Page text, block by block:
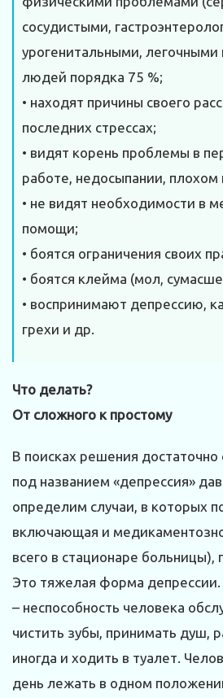
сосудистыми,
урогенитальными, легочными
людей порядка 75 %;
• находят причины своего
последних стрессах;
• видят корень проблемы в
работе, недосыпании, плохом
• не видят необходимости в
помощи;
• боятся ограничения своих
• боятся клейма (мол,
• воспринимают депрессию,
грехи и др.
Что делать?
От сложного к простому
В поисках решения
под названием «депрессия»
определим случаи, в которых
включающая и
всего в стационаре больницы),
Это тяжелая форма
– неспособность человека
чистить зубы, принимать душ,
иногда и ходить в туалет.
день лежать в одном